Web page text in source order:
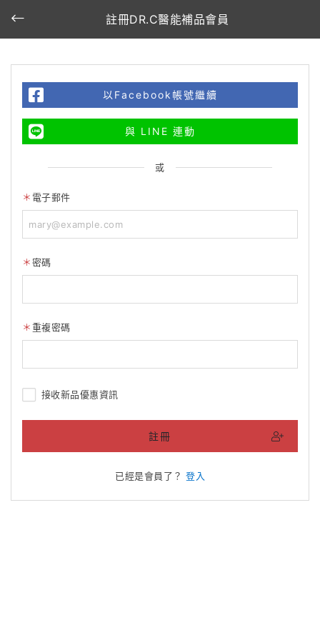
註冊DR.C醫能補品會員
以Facebook帳號繼續
與 LINE 連動
或
電子郵件
密碼
重複密碼
接收新品優惠資訊
註冊
已經是會員了？ 登入